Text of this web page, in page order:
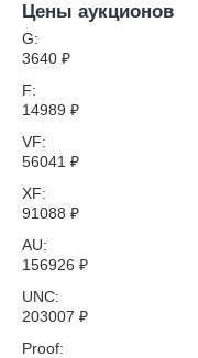
Цены аукционов
G:
3640 ₽
F:
14989 ₽
VF:
56041 ₽
XF:
91088 ₽
AU:
156926 ₽
UNC:
203007 ₽
Proof: